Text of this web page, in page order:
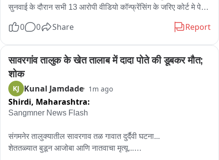
सुनवाई के दौरान सभी 13 आरोपी वीडियो कॉन्फ्रेंसिंग के जरिए कोर्ट मे पेश
0 0 Share Report
सावरगांव तालुक के खेत तालाब में दादा पोते की डूबकर मौत;
शोक
KJ Kunal Jamdade 1m ago
Shirdi, Maharashtra:
Sangmner News Flash
संगमनेर तालुक्यातील सावरगाव तळ गावात दुर्दैवी घटना...
शेततळ्यात बुडून आजोबा आणि नातवाचा मृत्यू...